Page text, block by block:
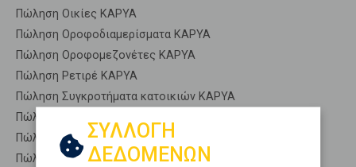
Πώληση Οικίες ΚΑΡΥΑ
Πώληση Οροφοδιαμερίσματα ΚΑΡΥΑ
Πώληση Οροφομεζονέτες ΚΑΡΥΑ
Πώληση Ρετιρέ ΚΑΡΥΑ
Πώληση Συγκροτήματα κατοικιών ΚΑΡΥΑ
Πώληση Υπόγεια ΚΑΡΥΑ
Πώληση Υπόσκαφα ΚΑΡΥΑ
Πώληση Υπολ. υψουν ΚΑΡΥΑ
ΣΥΛΛΟΓΗ
ΔΕΔΟΜΕΝΩΝ